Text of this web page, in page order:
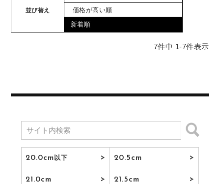
並び替え
価格が高い順
新着順
7件中 1-7件表示
20.0cm以下 20.5cm
21.0cm 21.5cm